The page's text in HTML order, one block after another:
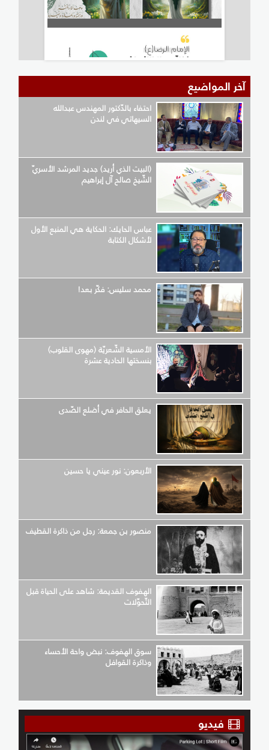
آخر المواضيع
احتفاء بالدّكتور المهندس عبدالله
السيهاتي في لندن
(البيت الذي أريد) جديد المرشد الأسريّ
الشّيخ صالح آل إبراهيم
عباس الحايك: الحكاية هي المنبع الأول
لأشكال الكتابة
محمد سليس: فكّر بعد!
الأمسية الشّعريّة (مهوى القلوب)
بنسختها الحادية عشرة
يعلق الحافر في أضلع الصّدى
الأربعون: نور عيني يا حسين
منصور بن جمعة: رجل من ذاكرة القطيف
الهفوف القديمة: شاهد على الحياة قبل
التّحوّلات
سوق الهفوف: نبض واحة الأحساء
وذاكرة القوافل
فيديو